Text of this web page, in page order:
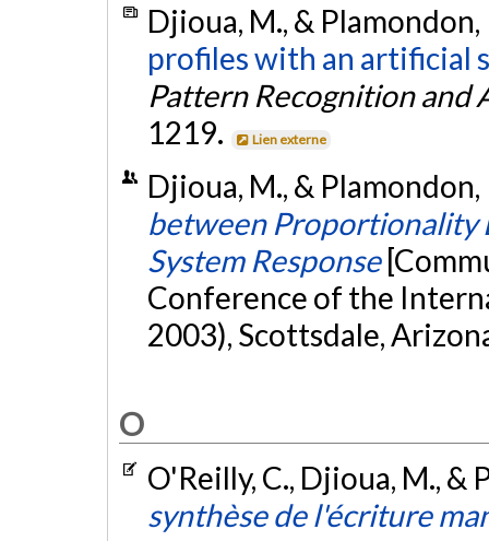
Djioua, M., &
profiles with an artificial
Pattern Recognition and
1219.
Lien externe
Djioua, M., &
between Proportionality
System Response
Conference of the
2003), Scottsdale,
O
O'Reilly, C., Djioua, M., &
synthèse de l'écriture